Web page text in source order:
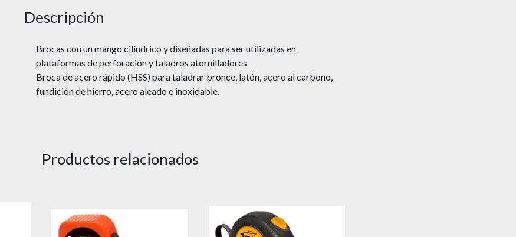
Descripción
Brocas con un mango cilíndrico y diseñadas para ser utilizadas en
plataformas de perforación y taladros atornilladores
Broca de acero rápido (HSS) para taladrar bronce, latón, acero al carbono,
fundición de hierro, acero aleado e inoxidable.
Productos relacionados